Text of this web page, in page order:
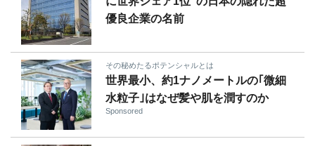
優良企業の名前
その秘めたるポテンシャルとは
世界最小、約1ナノメートルの｢微細
水粒子｣はなぜ髪や肌を潤すのか
Sponsored